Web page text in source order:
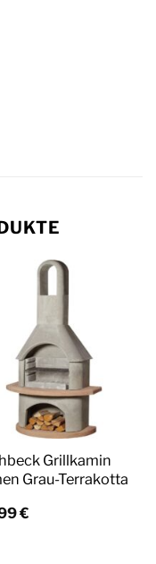
Grillkamin
Grau-Terrakotta
€